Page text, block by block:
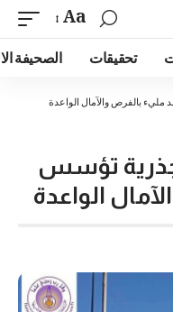
Aa
تحقيقات الصحيفة
مليء بالفرص والآمال الواعدة
جذرية تؤسس
الواعدة